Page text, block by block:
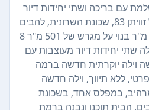
עם בריכה ושתי יחידות דיור
בלהבים – ללא תיווך! נחל זוויתן 83, שכונת השרונית, להבים
מחיר: 5,320,000 ₪ 274 מ"ר בנוי על מגרש של 501 מ"ר 8
שתי יחידות דיור מעוצבות עם
וילה יוקרתית חדשה ברמה
ללא תיווך, וילה חדשה
מרהיב, במפלס אחד, בשכונת
הבית תוכנן ונבנה ברמת